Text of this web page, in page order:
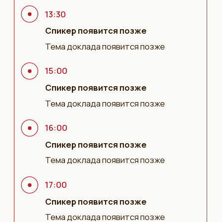
Разберёте современные приёмы и
инструменты аранжировки — и узнаете, что
происходит с вашим треком на этапах
сведения и мастеринга.
Аранжировщики
Разберёте творческие приёмы и подходы к
написанию и исполнению музыки и узнаете, как
взаимодействовать с ними.
Музыканты